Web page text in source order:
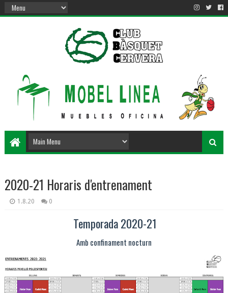
2020-21 Horaris d'entrenament
1.8.20 0
Temporada 2020-21
Amb confinament nocturn